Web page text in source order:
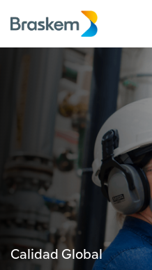
Calidad Global